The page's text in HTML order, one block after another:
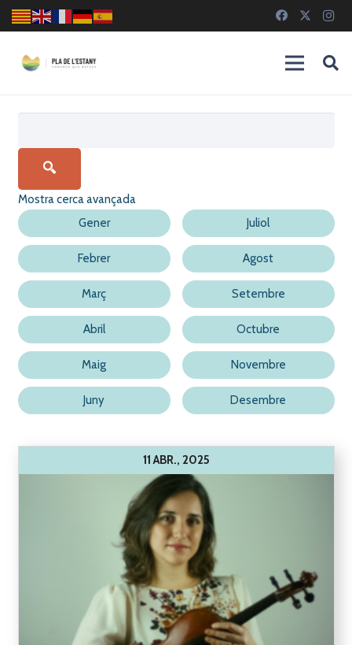
Mostra cerca avançada
Gener
Febrer
Març
Abril
Maig
Juny
Juliol
Agost
Setembre
Octubre
Novembre
Desembre
11 ABR., 2025